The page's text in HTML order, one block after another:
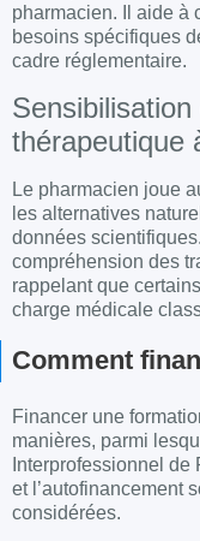
pharmacien. Il aide à
besoins spécifiques
cadre réglementaire.
thérapeutique
Le pharmacien joue
les alternatives
données
compréhension des
rappelant que
charge médicale
Comment
Financer une
manières, parmi
Interprofessionnel
et l’autofinancement
considérées.